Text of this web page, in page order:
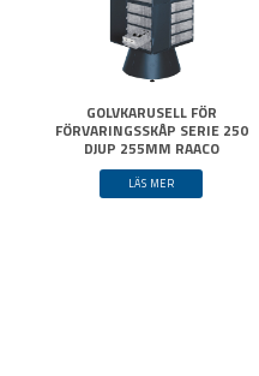
GOLVKARUSELL FÖR
FÖRVARINGSSKÅP SERIE 250
DJUP 255MM RAACO
LÄS MER